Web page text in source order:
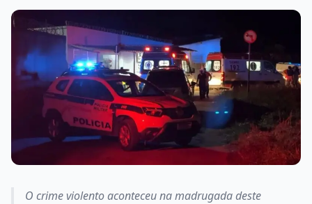
O crime violento aconteceu na madrugada deste